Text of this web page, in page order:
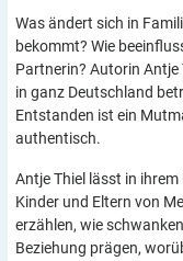
Was ändert sich in
bekommt? Wie
Partnerin? Autorin Antje
in ganz Deutschland
Entstanden ist ein
authentisch.
Antje Thiel lässt in
Kinder und Eltern von
erzählen, wie
Beziehung prägen,